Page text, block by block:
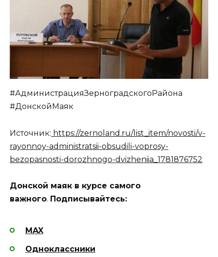
#АдминистрацияЗерноградскогоРайона
#ДонскойМаяк
Источник: https://zernoland.ru/list_item/novosti/v-
rayonnoy-administratsii-obsudili-voprosy-
bezopasnosti-dorozhnogo-dvizheniia_1781876752
Донской маяк в курсе самого
важного. Подписывайтесь:
MAX
Одноклассники